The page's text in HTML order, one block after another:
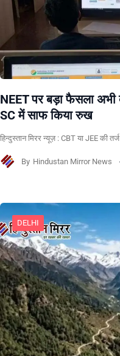
NEET पर बड़ा फैसला अभी
SC में साफ किया रुख
हिन्दुस्तान मिरर न्यूज़ : CBT या JEE की
By Hindustan Mirror News
DELHI